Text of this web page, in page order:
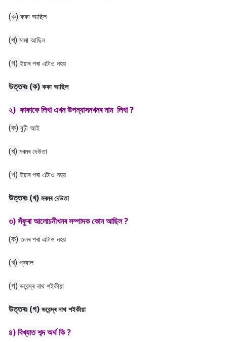
(ক) ককা আছিল
(খ) মামা আছিল
(গ)ইয়াৰ পৰা এটাও নহয়
উত্তৰঃ(ক) ককা আছিল
২) কাকাকে লিখা এখন উপন্যাসনখনৰ নাম লিখা ?
(ক) বুঢ়ী আই
(খ) মৰমৰ দেউতা
(গ)ইয়াৰ পৰা এটাও নহয়
উত্তৰঃ(খ) মৰমৰ দেউতা
৩) সঁফুৰা আলোচনীখনৰ সম্পাদক কোন আছিল ?
(ক)তলৰ পৰা এটাও নহয়
(খ) প্ৰবাল
(গ) ভবেন্দ্ৰ নাথ শইকীয়া
উত্তৰঃ(গ) ভবেন্দ্ৰ নাথ শইকীয়া
৪) বিখ্যাত শব্দ অৰ্থ কি ?